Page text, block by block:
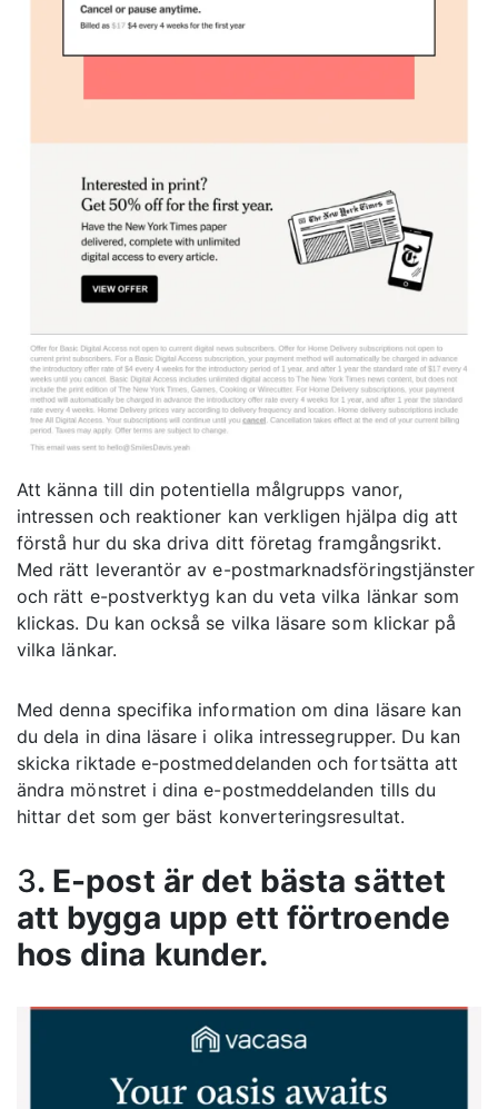
Att känna till din potentiella målgrupps vanor,
intressen och reaktioner kan verkligen hjälpa dig att
förstå hur du ska driva ditt företag framgångsrikt.
Med rätt leverantör av e-postmarknadsföringstjänster
och rätt e-postverktyg kan du veta vilka länkar som
klickas. Du kan också se vilka läsare som klickar på
vilka länkar.
Med denna specifika information om dina läsare kan
du dela in dina läsare i olika intressegrupper. Du kan
skicka riktade e-postmeddelanden och fortsätta att
ändra mönstret i dina e-postmeddelanden tills du
hittar det som ger bäst konverteringsresultat.
3. E-post är det bästa sättet
att bygga upp ett förtroende
hos dina kunder.